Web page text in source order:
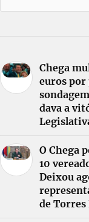
Chega
euros
dava a
O Chega
10
Deixou
de Torres